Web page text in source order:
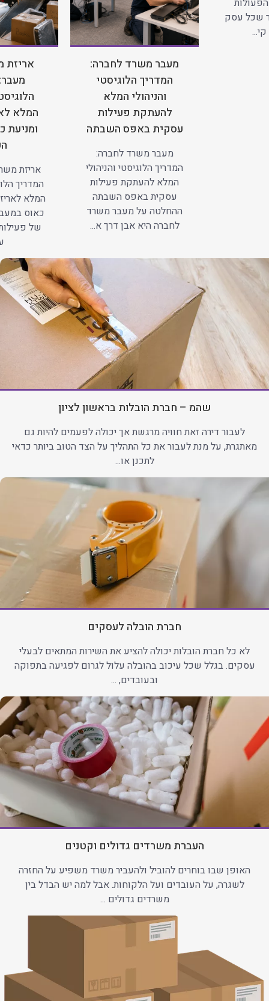
שכל עסק
מעבר משרד לחברה:
המדריך הלוגיסטי
והניהולי המלא
להעתקת פעילות
עסקית באפס השבתה
מעבר משרד לחברה:
המדריך הלוגיסטי והניהולי
המלא להעתקת פעילות
עסקית באפס השבתה
ההחלטה על מעבר משרד
לחברה היא אבן דרך א...
אריזת
המלא
ומניעת
אריזת
המדריך
המלא
כאוס
של
שהמ – חברת הובלות בראשון לציון
לעבור דירה זאת חוויה מרגשת אך יכולה לפעמים להיות גם
מאתגרת, על מנת לעבור את כל התהליך על הצד הטוב ביותר כדאי
לתכנן או...
חברת הובלה לעסקים
לא כל חברת הובלות יכולה להציע את השירות המתאים לבעלי
עסקים. בגלל שכל עיכוב בהובלה עלול לגרום לפגיעה בתפוקה
ובעובדים, ...
העברת משרדים גדולים וקטנים
האופן שבו בוחרים להוביל ולהעביר משרד משפיע על החזרה
לשגרה, על העובדים ועל הלקוחות. אבל למה יש הבדל בין
משרדים גדולים ...